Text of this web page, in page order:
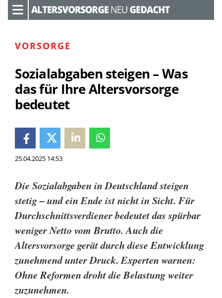
VORSORGE
Sozialabgaben steigen – Was
das für Ihre Altersvorsorge
bedeutet
25.04.2025 14:53
Die Sozialabgaben in Deutschland steigen
stetig – und ein Ende ist nicht in Sicht. Für
Durchschnittsverdiener bedeutet das spürbar
weniger Netto vom Brutto. Auch die
Altersvorsorge gerät durch diese Entwicklung
zunehmend unter Druck. Experten warnen:
Ohne Reformen droht die Belastung weiter
zuzunehmen.